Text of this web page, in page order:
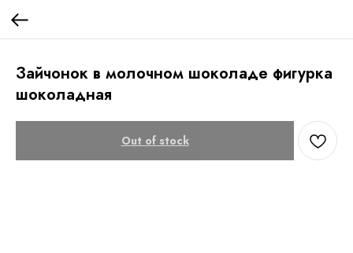
Зайчонок в молочном шоколаде фигурка
шоколадная
Out of stock